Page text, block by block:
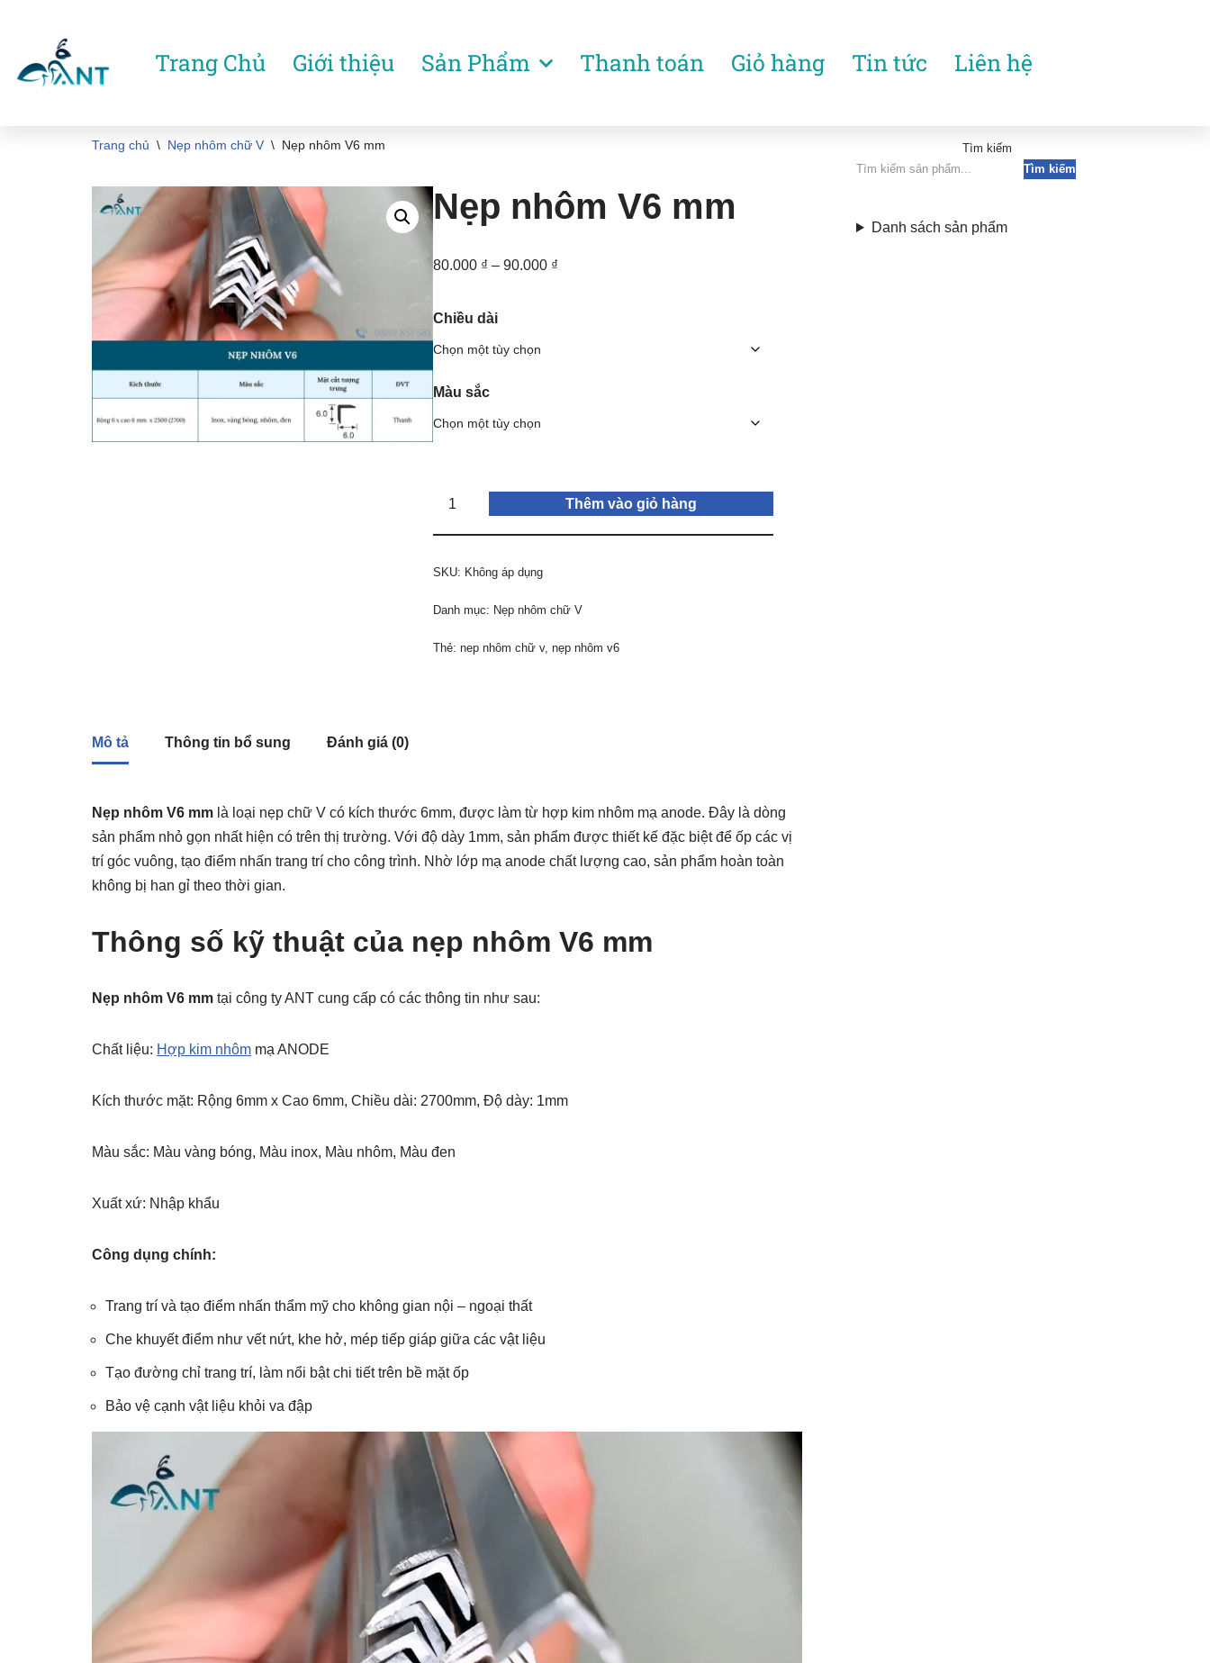
Chuyển
tới
Trang Chủ Giới thiệu Sản Phẩm Thanh toán Giỏ hàng Tin tức Liên hệ
Trang chủ \ Nẹp nhôm chữ V \ Nẹp nhôm V6 mm
Nẹp nhôm V6 mm
80.000 ₫ – 90.000 ₫
Chiều dài
Màu sắc
Thêm vào giỏ hàng
SKU: Không áp dụng
Danh mục: Nẹp nhôm chữ V
Thẻ: nep nhôm chữ v, nẹp nhôm v6
Mô tả Thông tin bổ sung Đánh giá (0)
Nẹp nhôm V6 mm là loại nẹp chữ V có kích thước 6mm, được làm từ hợp kim nhôm mạ anode. Đây là dòng
sản phẩm nhỏ gọn nhất hiện có trên thị trường. Với độ dày 1mm, sản phẩm được thiết kế đặc biệt để ốp các vị
trí góc vuông, tạo điểm nhấn trang trí cho công trình. Nhờ lớp mạ anode chất lượng cao, sản phẩm hoàn toàn
không bị han gỉ theo thời gian.
Thông số kỹ thuật của nẹp nhôm V6 mm
Nẹp nhôm V6 mm tại công ty ANT cung cấp có các thông tin như sau:
Chất liệu: Hợp kim nhôm mạ ANODE
Kích thước mặt: Rộng 6mm x Cao 6mm, Chiều dài: 2700mm, Độ dày: 1mm
Màu sắc: Màu vàng bóng, Màu inox, Màu nhôm, Màu đen
Xuất xứ: Nhập khẩu
Công dụng chính:
Trang trí và tạo điểm nhấn thẩm mỹ cho không gian nội – ngoại thất
Che khuyết điểm như vết nứt, khe hở, mép tiếp giáp giữa các vật liệu
Tạo đường chỉ trang trí, làm nổi bật chi tiết trên bề mặt ốp
Bảo vệ cạnh vật liệu khỏi va đập
Tìm kiếm
Tìm kiếm
Danh sách sản phẩm